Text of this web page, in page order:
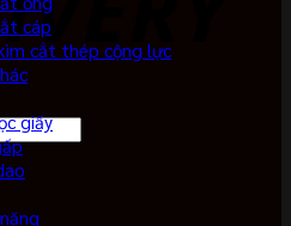
cáp
cắt thép cộng lực
giấy